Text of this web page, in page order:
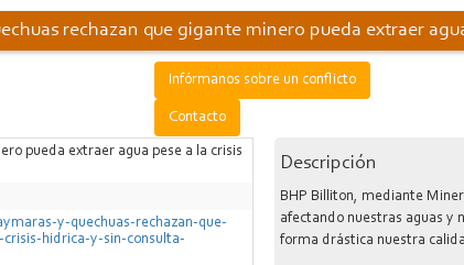
rechazan que gigante minero pueda extraer
Infórmanos sobre un conflicto
Contacto
pueda extraer agua pese a la crisis
y-quechuas-rechazan-que-
hidrica-y-sin-consulta-
Descripción
BHP Billiton, mediante
afectando nuestras aguas y
forma drástica nuestra